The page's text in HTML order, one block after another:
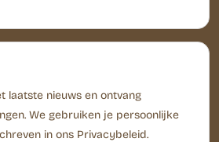
laatste nieuws en ontvang
We gebruiken je persoonlijke
in ons Privacybeleid.